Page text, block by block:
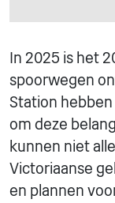
In 2025 is het
spoorwegen
Station
om deze
kunnen niet
Victoriaanse
en plannen